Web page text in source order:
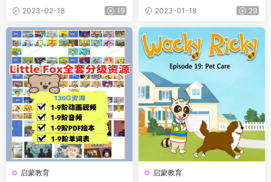
2023-02-18 19
8集全高清英字动画+音频+PD
F书籍+单词
2023-01-18 29
启蒙教育
启蒙教育